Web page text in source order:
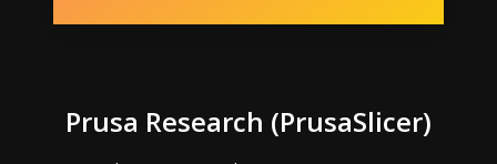
Prusa Research (PrusaSlicer)